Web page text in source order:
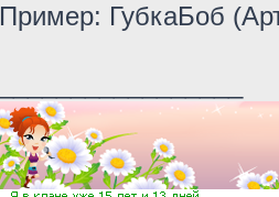
Пример: ГубкаБоб